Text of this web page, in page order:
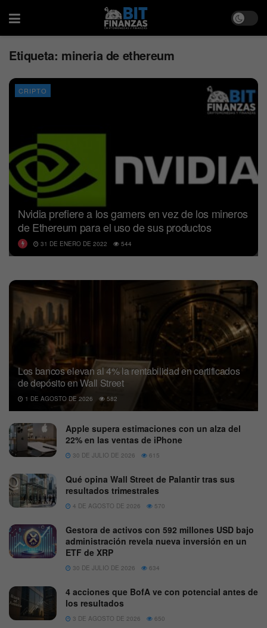
Etiqueta: mineria de ethereum
CRIPTO
Nvidia prefiere a los gamers en vez de los mineros
de Ethereum para el uso de sus productos
31 DE ENERO DE 2022 544
Los bancos elevan al 4% la rentabilidad en certificados
de depósito en Wall Street
1 DE AGOSTO DE 2026 582
Apple supera estimaciones con un alza del
22% en las ventas de iPhone
30 DE JULIO DE 2026 615
Qué opina Wall Street de Palantir tras sus
resultados trimestrales
4 DE AGOSTO DE 2026 570
Gestora de activos con 592 millones USD bajo
administración revela nueva inversión en un
ETF de XRP
30 DE JULIO DE 2026 634
4 acciones que BofA ve con potencial antes de
los resultados
3 DE AGOSTO DE 2026 650